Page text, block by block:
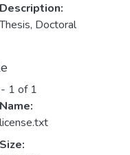
Description:
Thesis, Doctoral
1 of 1
Name:
license.txt
Size: